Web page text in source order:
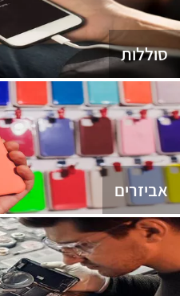
סוללות
אביזרים